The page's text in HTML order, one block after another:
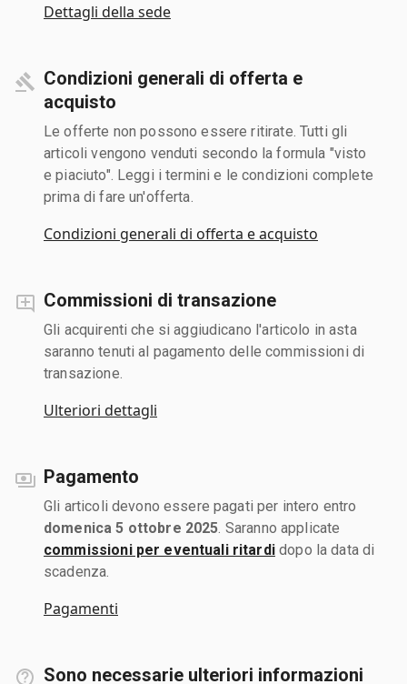
Dettagli della sede
Condizioni generali di offerta e
acquisto
Le offerte non possono essere ritirate. Tutti gli
articoli vengono venduti secondo la formula "visto
e piaciuto". Leggi i termini e le condizioni complete
prima di fare un'offerta.
Condizioni generali di offerta e acquisto
Commissioni di transazione
Gli acquirenti che si aggiudicano l'articolo in asta
saranno tenuti al pagamento delle commissioni di
transazione.
Ulteriori dettagli
Pagamento
Gli articoli devono essere pagati per intero entro
domenica 5 ottobre 2025 . Saranno applicate
commissioni per eventuali ritardidopo la data di
scadenza.
Pagamenti
Sono necessarie ulteriori informazioni